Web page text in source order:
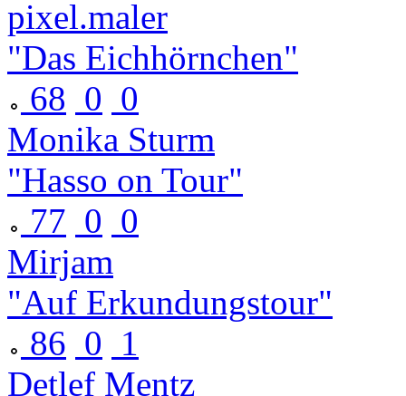
pixel.maler
"Das Eichhörnchen"
68 0 0
Monika Sturm
"Hasso on Tour"
77 0 0
Mirjam
"Auf Erkundungstour"
86 0 1
Detlef Mentz